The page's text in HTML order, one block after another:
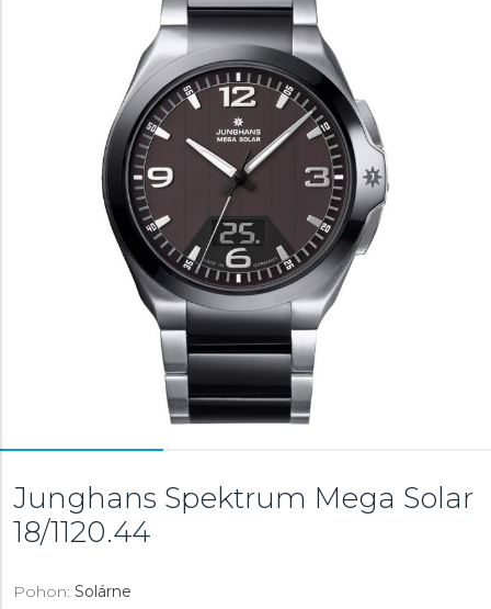
Junghans Spektrum Mega Solar
18/1120.44
Pohon: Solárne